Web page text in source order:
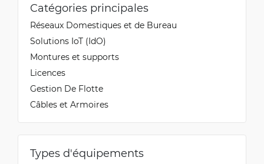
Catégories principales
Réseaux Domestiques et de Bureau
Solutions IoT (IdO)
Montures et supports
Licences
Gestion De Flotte
Câbles et Armoires
Types d'équipements